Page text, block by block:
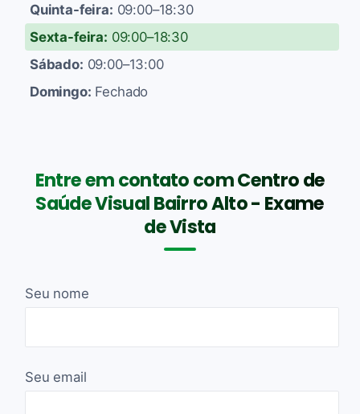
Quinta-feira: 09:00–18:30
Sexta-feira: 09:00–18:30
Sábado: 09:00–13:00
Domingo: Fechado
Entre em contato com Centro de
Saúde Visual Bairro Alto - Exame
de Vista
Seu nome
Seu email